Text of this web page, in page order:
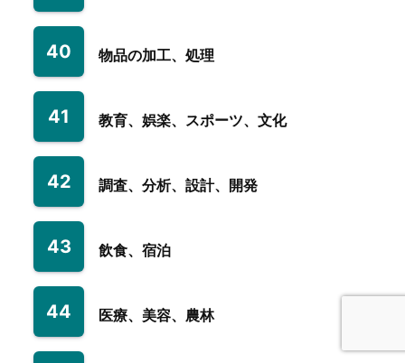
40 物品の加工、処理
41 教育、娯楽、スポーツ、文化
42 調査、分析、設計、開発
43 飲食、宿泊
44 医療、美容、農林